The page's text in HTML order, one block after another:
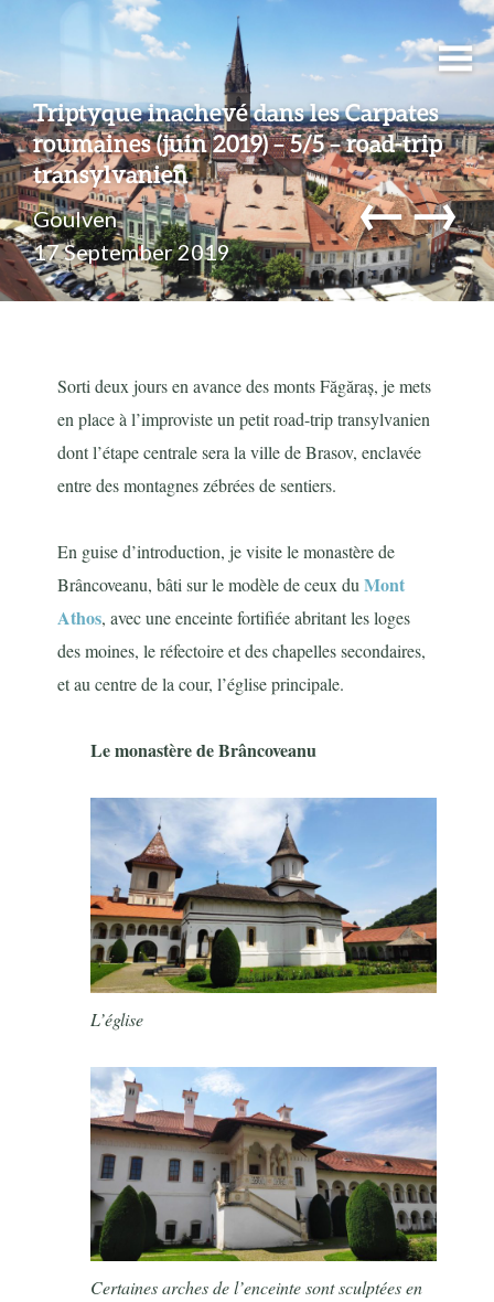
Triptyque inachevé dans les Carpates
roumaines (juin 2019) – 5/5 – road-trip
transylvanien
Goulven
17 September 2019
←→
Sorti deux jours en avance des monts Făgăraș, je mets
en place à l’improviste un petit road-trip transylvanien
dont l’étape centrale sera la ville de Brasov, enclavée
entre des montagnes zébrées de sentiers.
En guise d’introduction, je visite le monastère de
Brâncoveanu, bâti sur le modèle de ceux duMont
Athos, avec une enceinte fortifiée abritant les loges
des moines, le réfectoire et des chapelles secondaires,
et au centre de la cour, l’église principale.
Le monastère de Brâncoveanu
L’église
Certaines arches de l’enceinte sont sculptées en